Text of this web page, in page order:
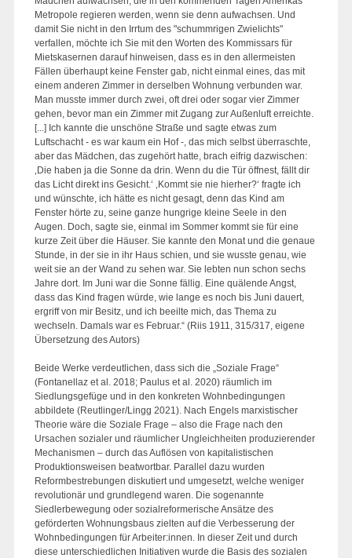
Metropole regieren werden, wenn sie denn aufwachsen. Und
damit Sie nicht in den Irrtum des "schummrigen Zwielichts"
verfallen, möchte ich Sie mit den Worten des Kommissars für
Mietskasernen darauf hinweisen, dass es in den allermeisten
Fällen überhaupt keine Fenster gab, nicht einmal eines, das mit
einem anderen Zimmer in derselben Wohnung verbunden war.
Man musste immer durch zwei, oft drei oder sogar vier Zimmer
gehen, bevor man ein Zimmer mit Zugang zur Außenluft erreichte.
[...] Ich kannte die unschöne Straße und sagte etwas zum
Luftschacht - es war kaum ein Hof -, das mich selbst überraschte,
aber das Mädchen, das zugehört hatte, brach eifrig dazwischen:
‚Die haben ja die Sonne da drin. Wenn du die Tür öffnest, fällt dir
das Licht direkt ins Gesicht.‘ ‚Kommt sie nie hierher?‘ fragte ich
und wünschte, ich hätte es nicht gesagt, denn das Kind am
Fenster hörte zu, seine ganze hungrige kleine Seele in den
Augen. Doch, sagte sie, einmal im Sommer kommt sie für eine
kurze Zeit über die Häuser. Sie kannte den Monat und die genaue
Stunde, in der sie in ihr Haus schien, und sie wusste genau, wie
weit sie an der Wand zu sehen war. Sie lebten nun schon sechs
Jahre dort. Im Juni war die Sonne fällig. Eine quälende Angst,
dass das Kind fragen würde, wie lange es noch bis Juni dauert,
ergriff von mir Besitz, und ich beeilte mich, das Thema zu
wechseln. Damals war es Februar.“ (Riis 1911, 315/317, eigene
Übersetzung des Autors)
Beide Werke verdeutlichen, dass sich die „Soziale Frage“
(Fontanellaz et al. 2018; Paulus et al. 2020) räumlich im
Siedlungsgefüge und in den konkreten Wohnbedingungen
abbildete (Reutlinger/Lingg 2021). Nach Engels marxistischer
Theorie wäre die Soziale Frage – also die Frage nach den
Ursachen sozialer und räumlicher Ungleichheiten produzierender
Mechanismen – durch das Auflösen von kapitalistischen
Produktionsweisen beatwortbar. Parallel dazu wurden
Reformbestrebungen diskutiert und umgesetzt, welche weniger
revolutionär und grundlegend waren. Die sogenannte
Siedlerbewegung oder sozialreformerische Ansätze des
geförderten Wohnungsbaus zielten auf die Verbesserung der
Wohnbedingungen für Arbeiter:innen. In dieser Zeit und durch
diese unterschiedlichen Initiativen wurde die Basis des sozialen